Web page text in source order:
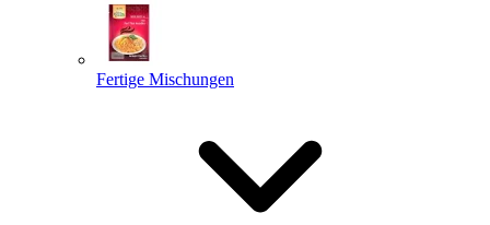
Fertige Mischungen